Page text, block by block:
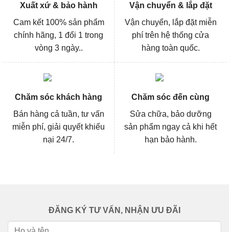
Xuất xứ & bảo hành
Cam kết 100% sản phẩm
chính hãng, 1 đổi 1 trong
vòng 3 ngày..
Vận chuyển & lắp đặt
Vận chuyển, lắp đặt miễn
phí trên hệ thống cửa
hàng toàn quốc.
Chăm sóc khách hàng
Bán hàng cả tuần, tư vấn
miễn phí, giải quyết khiếu
nại 24/7.
Chăm sóc đến cùng
Sửa chữa, bảo dưỡng
sản phẩm ngay cả khi hết
hạn bảo hành.
ĐĂNG KÝ TƯ VẤN, NHẬN ƯU ĐÃI